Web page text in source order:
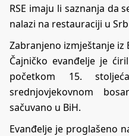
RSE imaju li saznanja da
nalazi na restauraciji u
Zabranjeno izmještanje iz
Čajničko evanđelje je
početkom 15.
srednjovjekovnom
sačuvano u BiH.
Evanđelje je proglašeno